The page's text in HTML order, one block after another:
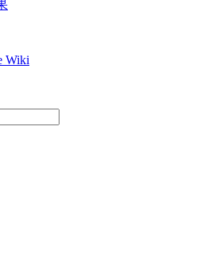
Wiki